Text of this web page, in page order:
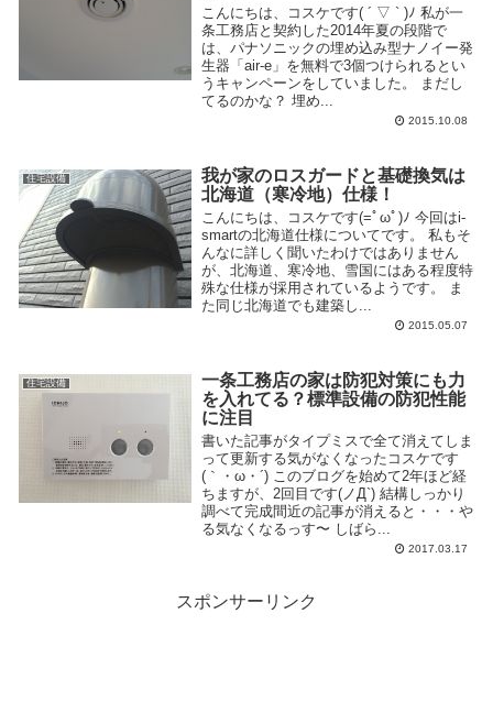
こんにちは、コスケです( ´ ▽ ` )ﾉ 私が一
条工務店と契約した2014年夏の段階で
は、パナソニックの埋め込み型ナノイー発
生器「air-e」を無料で3個つけられるとい
うキャンペーンをしていました。 まだし
てるのかな？ 埋め...
2015.10.08
住宅設備
我が家のロスガードと基礎換気は
北海道（寒冷地）仕様！
こんにちは、コスケです(=ﾟωﾟ)ﾉ 今回はi-
smartの北海道仕様についてです。 私もそ
んなに詳しく聞いたわけではありません
が、北海道、寒冷地、雪国にはある程度特
殊な仕様が採用されているようです。 ま
た同じ北海道でも建築し...
2015.05.07
住宅設備
一条工務店の家は防犯対策にも力
を入れてる？標準設備の防犯性能
に注目
書いた記事がタイプミスで全て消えてしま
って更新する気がなくなったコスケです
(｀・ω・´) このブログを始めて2年ほど経
ちますが、2回目です(ノД`) 結構しっかり
調べて完成間近の記事が消えると・・・や
る気なくなるっす〜 しばら...
2017.03.17
スポンサーリンク